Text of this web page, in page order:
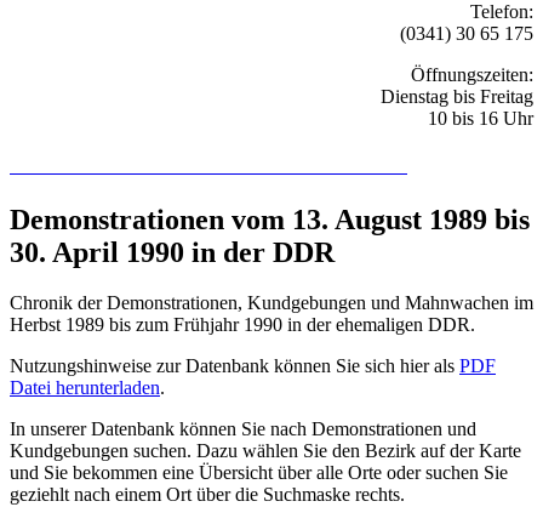
Telefon:
(0341) 30 65 175
Öffnungszeiten:
Dienstag bis Freitag
10 bis 16 Uhr
Demonstrationen vom 13. August 1989 bis
30. April 1990 in der DDR
Chronik der Demonstrationen, Kundgebungen und Mahnwachen im
Herbst 1989 bis zum Frühjahr 1990 in der ehemaligen DDR.
Nutzungshinweise zur Datenbank können Sie sich hier als PDF
Datei herunterladen.
In unserer Datenbank können Sie nach Demonstrationen und
Kundgebungen suchen. Dazu wählen Sie den Bezirk auf der Karte
und Sie bekommen eine Übersicht über alle Orte oder suchen Sie
geziehlt nach einem Ort über die Suchmaske rechts.